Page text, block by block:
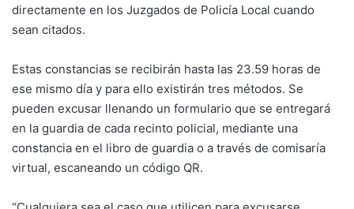
directamente en los Juzgados de Policía Local cuando
sean citados.
Estas constancias se recibirán hasta las 23.59 horas de
ese mismo día y para ello existirán tres métodos. Se
pueden excusar llenando un formulario que se entregará
en la guardia de cada recinto policial, mediante una
constancia en el libro de guardia o a través de comisaría
virtual, escaneando un código QR.